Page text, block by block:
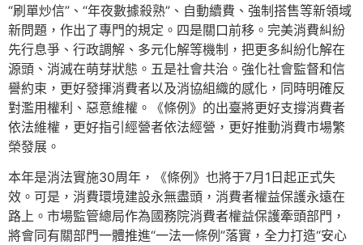
“刷單炒信”、“年夜數據殺熟”、自動續費、強制搭售等新領域
新問題，作出了專門的規定。四是關口前移。完美消費糾紛
先行息爭、行政調解、多元化解等機制，把更多糾紛化解在
源頭、消滅在萌芽狀態。五是社會共治。強化社會監督和信
譽約束，更好發揮消費者以及消協組織的感化，同時明確反
對濫用權利、惡意維權。《條例》的出臺將更好支撐消費者
依法維權，更好指引經營者依法經營，更好推動消費市場繁
榮發展。
本年是消法實施30周年，《條例》也將于7月1日起正式失
效。可是，消費環境建設永無盡頭，消費者權益保護永遠在
路上。市場監管總局作為國務院消費者權益保護牽頭部門，
將會同有關部門一體推進“一法一條例”落實，全力打造“安心